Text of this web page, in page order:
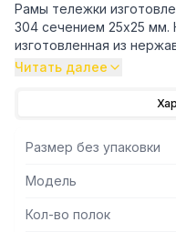
Рамы тележки
304 сечением 25х25 мм.
изготовленная из
Суммарная
одно из которых
Читать далее
Размер без упаковки
Модель
Кол-во полок